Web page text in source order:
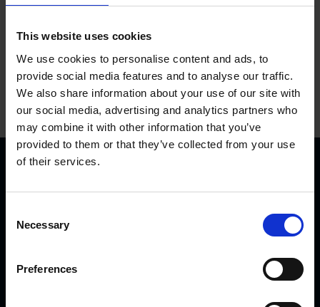
This website uses cookies
We use cookies to personalise content and ads, to
provide social media features and to analyse our traffic.
We also share information about your use of our site with
our social media, advertising and analytics partners who
may combine it with other information that you’ve
provided to them or that they’ve collected from your use
of their services.
Necessary
Preferences
KVK Hydra Klov ist ein modernes Unternehmen, welches
sich der Konstruktion und Herstellung von